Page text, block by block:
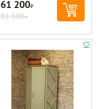
61 200Р
81 600Р